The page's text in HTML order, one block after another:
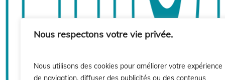
Nous respectons votre vie privée.
Nous utilisons des cookies pour améliorer votre expérience
de navigation, diffuser des publicités ou des contenus